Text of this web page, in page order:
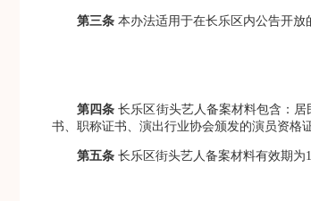
第三条 本办法适用于在长乐区内公告开放
第四条 长乐区街头艺人备案材料包含：
书、职称证书、演出行业协会颁发的演员资格
第五条 长乐区街头艺人备案材料有效期为